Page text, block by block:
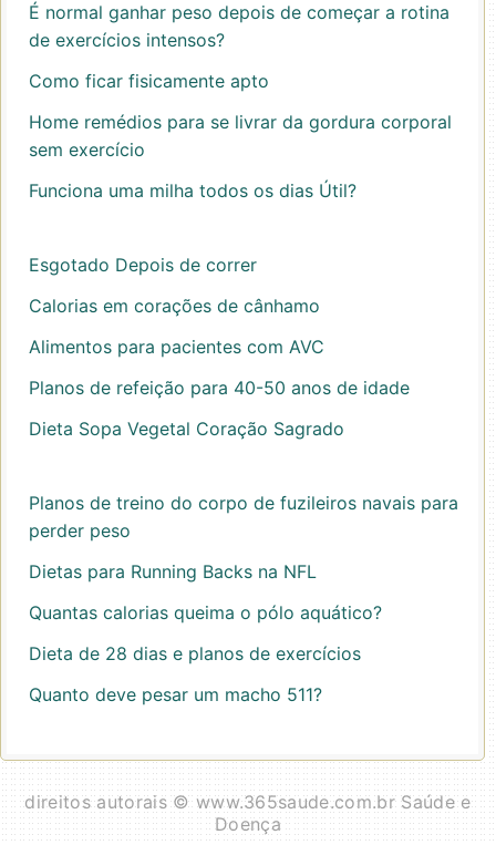
É normal ganhar peso depois de começar a rotina
de exercícios intensos?
Como ficar fisicamente apto
Home remédios para se livrar da gordura corporal
sem exercício
Funciona uma milha todos os dias Útil?
Esgotado Depois de correr
Calorias em corações de cânhamo
Alimentos para pacientes com AVC
Planos de refeição para 40-50 anos de idade
Dieta Sopa Vegetal Coração Sagrado
Planos de treino do corpo de fuzileiros navais para
perder peso
Dietas para Running Backs na NFL
Quantas calorias queima o pólo aquático?
Dieta de 28 dias e planos de exercícios
Quanto deve pesar um macho 511?
direitos autorais © www.365saude.com.br Saúde e
Doença